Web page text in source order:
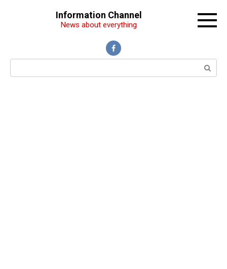
Information Channel
News about everything
Поиск: